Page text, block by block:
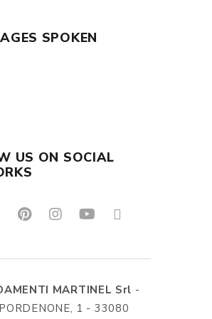
SPOKEN
US ON SOCIAL
MARTINEL Srl -
1 - 33080